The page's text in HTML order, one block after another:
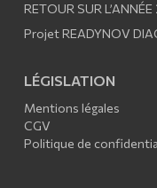
RETOUR SUR
Projet READYNOV
LÉGISLATION
Mentions légales
CGV
Politique de